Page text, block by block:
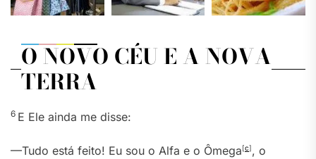
O NOVO CÉU E A NOVA
TERRA
6 E Ele ainda me disse:
—Tudo está feito! Eu sou o Alfa e o Ômega[c], o